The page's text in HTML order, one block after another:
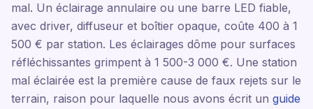
mal. Un éclairage annulaire ou une barre LED fiable,
avec driver, diffuseur et boîtier opaque, coûte 400 à 1
500 € par station. Les éclairages dôme pour surfaces
réfléchissantes grimpent à 1 500-3 000 €. Une station
mal éclairée est la première cause de faux rejets sur le
terrain, raison pour laquelle nous avons écrit un guide